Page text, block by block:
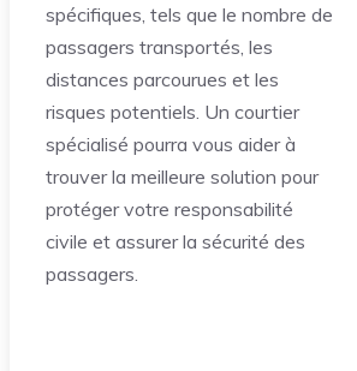
spécifiques, tels que le nombre de
passagers transportés, les
distances parcourues et les
risques potentiels. Un courtier
spécialisé pourra vous aider à
trouver la meilleure solution pour
protéger votre responsabilité
civile et assurer la sécurité des
passagers.